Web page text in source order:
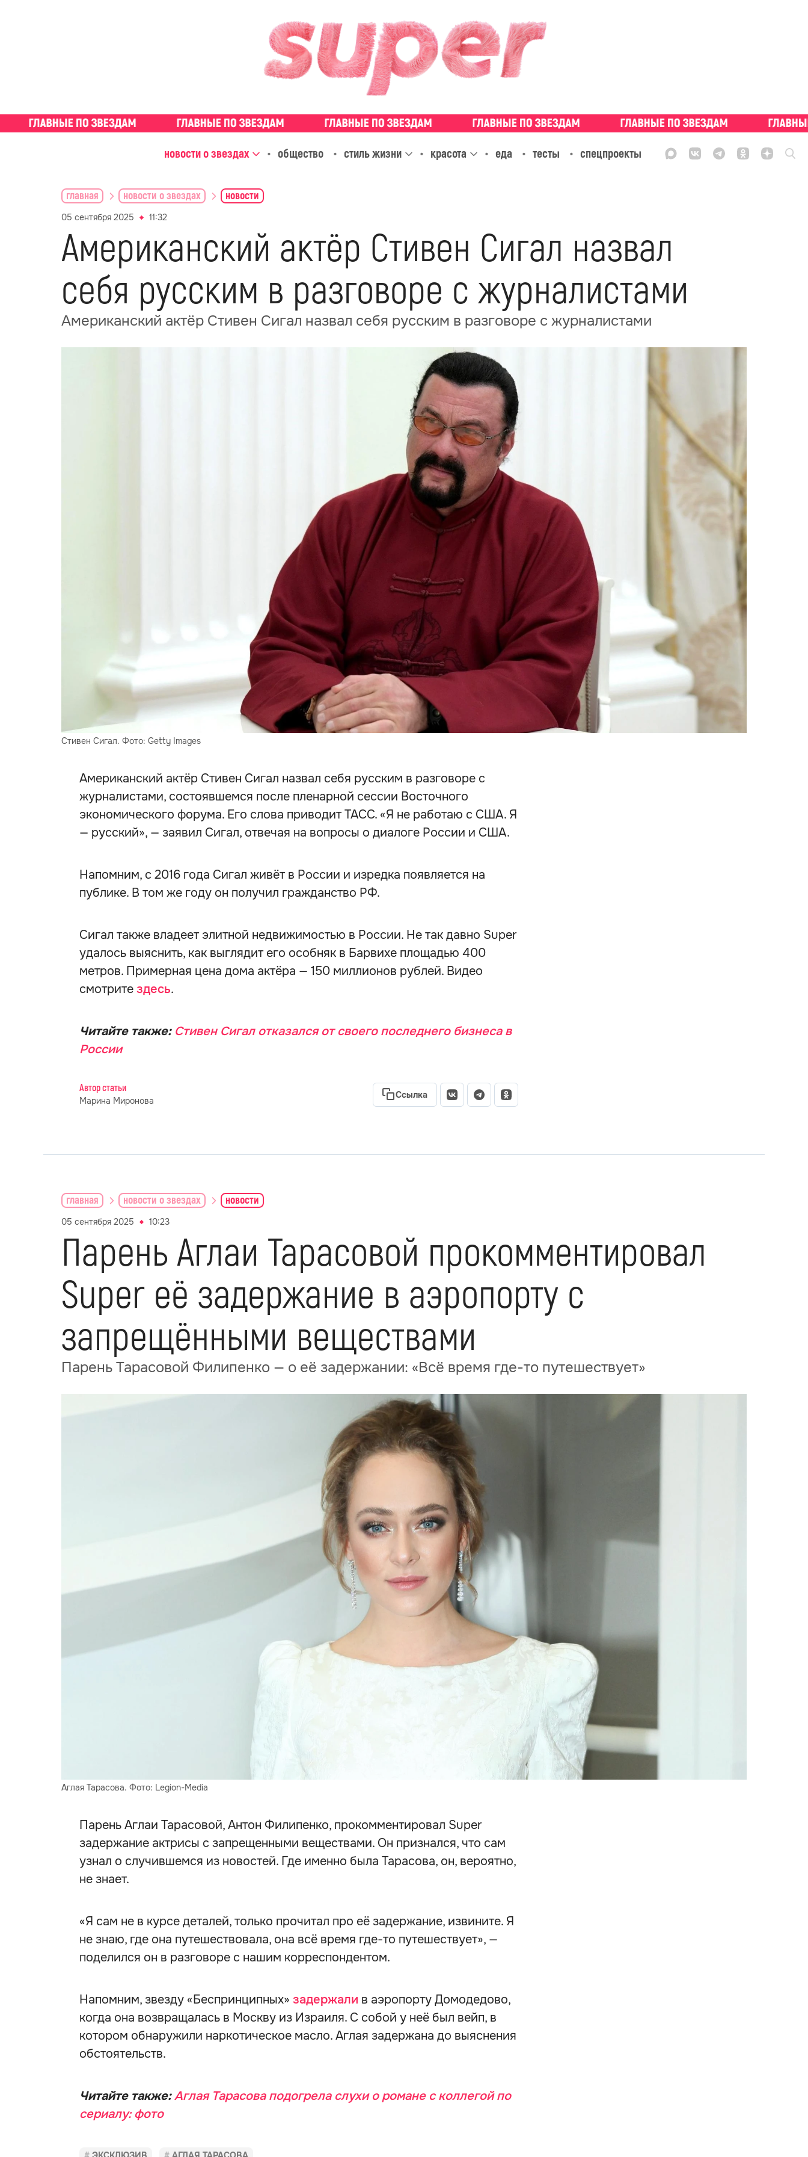
новости о звездах общество стиль жизни красота еда тесты спецпроекты
главная новости о звездах новости
05 сентября 2025 11:32
Американский актёр Стивен Сигал назвал
себя русским в разговоре с журналистами
Американский актёр Стивен Сигал назвал себя русским в разговоре с журналистами
Стивен Сигал. Фото: Getty Images
Американский актёр Стивен Сигал назвал себя русским в разговоре с
журналистами, состоявшемся после пленарной сессии Восточного
экономического форума. Его слова приводит ТАСС. «Я не работаю с США. Я
— русский», — заявил Сигал, отвечая на вопросы о диалоге России и США.
Напомним, с 2016 года Сигал живёт в России и изредка появляется на
публике. В том же году он получил гражданство РФ.
Сигал также владеет элитной недвижимостью в России. Не так давно Super
удалось выяснить, как выглядит его особняк в Барвихе площадью 400
метров. Примерная цена дома актёра — 150 миллионов рублей. Видео
смотрите здесь.
Читайте также: Стивен Сигал отказался от своего последнего бизнеса в
России
Автор статьи
Марина Миронова
Ссылка
главная новости о звездах новости
05 сентября 2025 10:23
Парень Аглаи Тарасовой прокомментировал
Super её задержание в аэропорту с
запрещёнными веществами
Парень Тарасовой Филипенко — о её задержании: «Всё время где-то путешествует»
Аглая Тарасова. Фото: Legion-Media
Парень Аглаи Тарасовой, Антон Филипенко, прокомментировал Super
задержание актрисы с запрещенными веществами. Он признался, что сам
узнал о случившемся из новостей. Где именно была Тарасова, он, вероятно,
не знает.
«Я сам не в курсе деталей, только прочитал про её задержание, извините. Я
не знаю, где она путешествовала, она всё время где-то путешествует», —
поделился он в разговоре с нашим корреспондентом.
Напомним, звезду «Беспринципных» задержали в аэропорту Домодедово,
когда она возвращалась в Москву из Израиля. С собой у неё был вейп, в
котором обнаружили наркотическое масло. Аглая задержана до выяснения
обстоятельств.
Читайте также:Аглая Тарасова подогрела слухи о романе с коллегой по
сериалу: фото